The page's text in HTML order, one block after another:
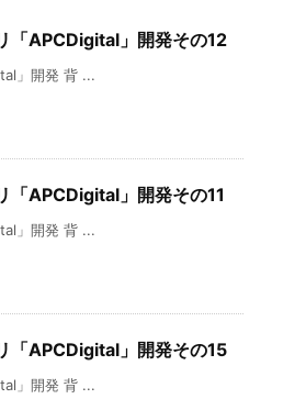
「APCDigital」開発その12
」開発 背 ...
「APCDigital」開発その11
」開発 背 ...
「APCDigital」開発その15
」開発 背 ...